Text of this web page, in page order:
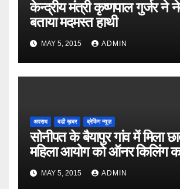
केन्द्रीय मंत्री कृष्णपाल गुर्जर ने
बताया मदमस्त हाथी
MAY 5, 2015 ADMIN
अपराध बडी ख़बर ब्रेकिंग न्यूज़
सोनीपत के बैयापुर गांव में मिला
महिला आयोग को ऑनर किलिंग
MAY 5, 2015 ADMIN